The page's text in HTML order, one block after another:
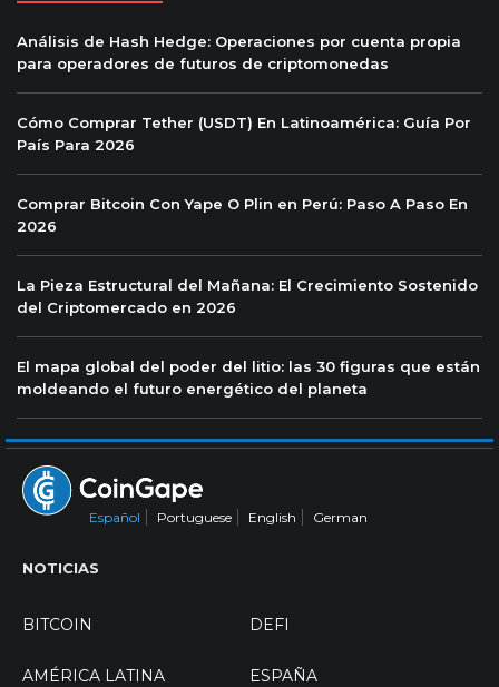
Análisis de Hash Hedge: Operaciones por cuenta propia
para operadores de futuros de criptomonedas
Cómo Comprar Tether (USDT) En Latinoamérica: Guía Por
País Para 2026
Comprar Bitcoin Con Yape O Plin en Perú: Paso A Paso En
2026
La Pieza Estructural del Mañana: El Crecimiento Sostenido
del Criptomercado en 2026
El mapa global del poder del litio: las 30 figuras que están
moldeando el futuro energético del planeta
Español Portuguese English German
NOTICIAS
BITCOIN DEFI
AMÉRICA LATINA ESPAÑA